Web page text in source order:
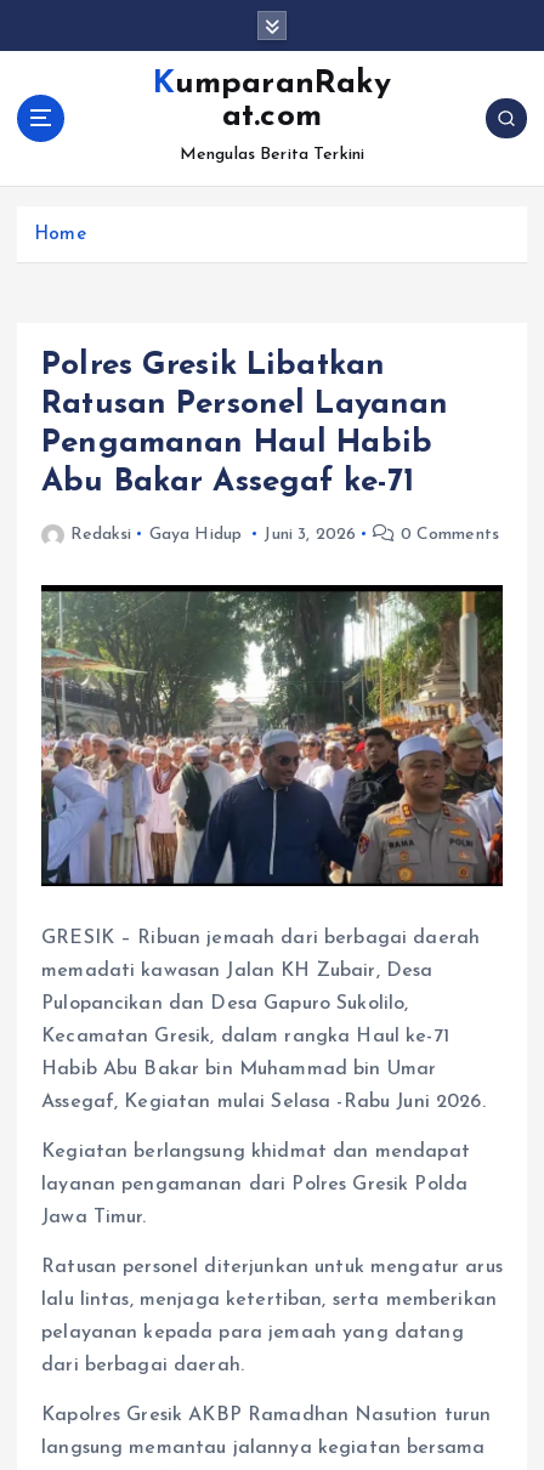
KumparanRaky
at.com
Mengulas Berita Terkini
Home
Polres Gresik Libatkan
Ratusan Personel Layanan
Pengamanan Haul Habib
Abu Bakar Assegaf ke-71
Redaksi Gaya Hidup Juni 3, 2026 0 Comments
GRESIK – Ribuan jemaah dari berbagai daerah
memadati kawasan Jalan KH Zubair, Desa
Pulopancikan dan Desa Gapuro Sukolilo,
Kecamatan Gresik, dalam rangka Haul ke-71
Habib Abu Bakar bin Muhammad bin Umar
Assegaf, Kegiatan mulai Selasa -Rabu Juni 2026.
Kegiatan berlangsung khidmat dan mendapat
layanan pengamanan dari Polres Gresik Polda
Jawa Timur.
Ratusan personel diterjunkan untuk mengatur arus
lalu lintas, menjaga ketertiban, serta memberikan
pelayanan kepada para jemaah yang datang
dari berbagai daerah.
Kapolres Gresik AKBP Ramadhan Nasution turun
langsung memantau jalannya kegiatan bersama